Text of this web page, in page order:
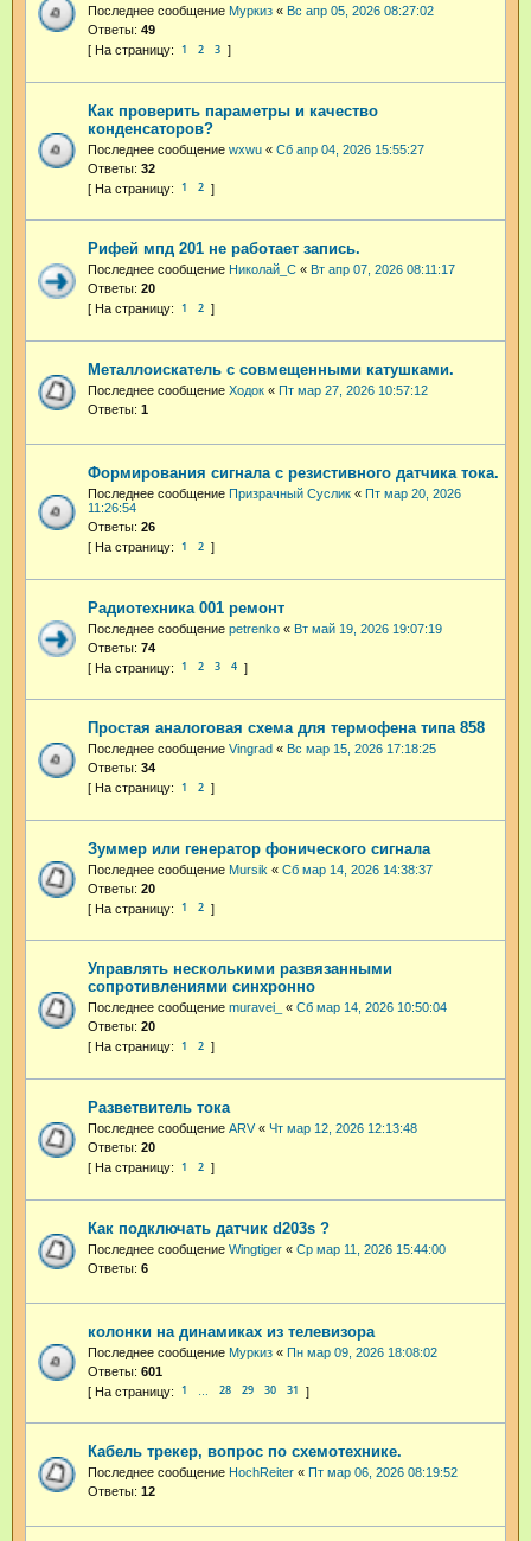
Последнее сообщение Муркиз « Вс апр 05, 2026 08:27:02
Ответы: 49
1 2 3
Как проверить параметры и качество
конденсаторов?
Последнее сообщение wxwu « Сб апр 04, 2026 15:55:27
Ответы: 32
1 2
Рифей мпд 201 не работает запись.
Последнее сообщение Николай_С « Вт апр 07, 2026 08:11:17
Ответы: 20
1 2
Металлоискатель с совмещенными катушками.
Последнее сообщение Ходок « Пт мар 27, 2026 10:57:12
Ответы: 1
Формирования сигнала с резистивного датчика тока.
Последнее сообщение Призрачный Суслик « Пт мар 20, 2026
11:26:54
Ответы: 26
1 2
Радиотехника 001 ремонт
Последнее сообщение petrenko « Вт май 19, 2026 19:07:19
Ответы: 74
1 2 3 4
Простая аналоговая схема для термофена типа 858
Последнее сообщение Vingrad « Вс мар 15, 2026 17:18:25
Ответы: 34
1 2
Зуммер или генератор фонического сигнала
Последнее сообщение Mursik « Сб мар 14, 2026 14:38:37
Ответы: 20
1 2
Управлять несколькими развязанными
сопротивлениями синхронно
Последнее сообщение muravei_ « Сб мар 14, 2026 10:50:04
Ответы: 20
1 2
Разветвитель тока
Последнее сообщение ARV« Чт мар 12, 2026 12:13:48
Ответы: 20
1 2
Как подключать датчик d203s ?
Последнее сообщение Wingtiger « Ср мар 11, 2026 15:44:00
Ответы: 6
колонки на динамиках из телевизора
Последнее сообщение Муркиз « Пн мар 09, 2026 18:08:02
Ответы: 601
1 28 29 30 31
Кабель трекер, вопрос по схемотехнике.
Последнее сообщение HochReiter « Пт мар 06, 2026 08:19:52
Ответы: 12